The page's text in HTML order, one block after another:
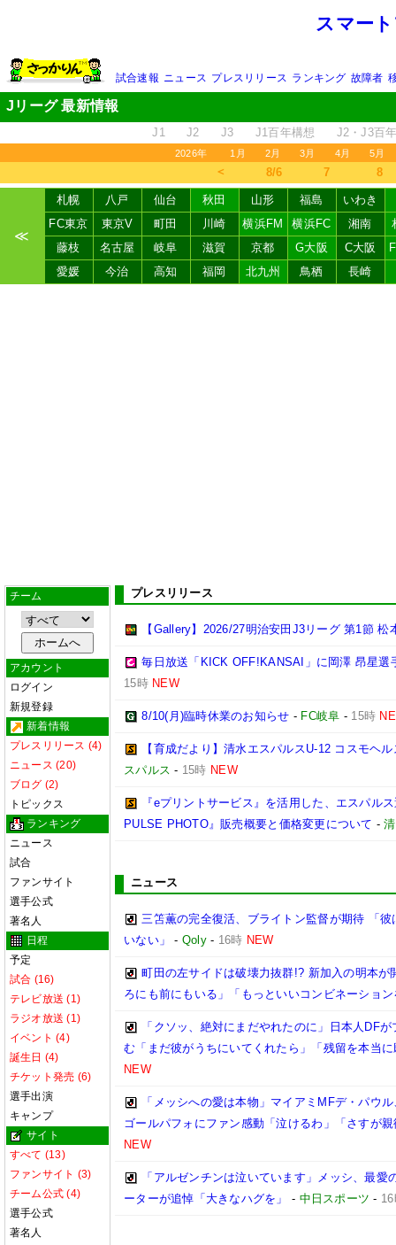
スマー
試合速報 ニュース プレスリリース ランキング 故障者
Jリーグ 最新情報
J1 J2 J3 J1百年構想 J2・J3百
2026年 1月 2月 3月 4月 5月
＜ 8/6 7 8
≪
札幌 八戸 仙台 秋田 山形 福島
いわき
FC東京
東京V 町田 川崎 横浜FM 横浜FC 湘南
藤枝
名古屋 岐阜 滋賀 京都 G大阪 C大阪
愛媛
今治 高知 福岡 北九州 鳥栖 長崎
チーム
アカウント
ログイン
新規登録
新着情報
プレスリリース (4)
ニュース (20)
ブログ (2)
トピックス
ランキング
ニュース
試合
ファンサイト
選手公式
著名人
日程
予定
試合 (16)
テレビ放送 (1)
ラジオ放送 (1)
イベント (4)
誕生日 (4)
チケット発売 (6)
選手出演
キャンプ
サイト
すべて (13)
ファンサイト (3)
チーム公式 (4)
選手公式
著名人
プレスリリース
【Gallery】2026/27明治安田J3リーグ 第1節 松
毎日放送「KICK OFF!KANSAI」に岡澤 昂星選
15時 NEW
8/10(月)臨時休業のお知らせ - FC岐阜 - 15時
【育成だより】清水エスパルスU-12 コスモヘ
スパルス - 15時 NEW
『eプリントサービス』を活用した、エスパル
PULSE PHOTO』販売概要と価格変更について -
ニュース
三笘薫の完全復活、ブライトン監督が期待 「
いない」
- Qoly- 16時 NEW
町田の左サイドは破壊力抜群!? 新加入の明本
ろにも前にもいる」「もっといいコンビネーショ
「クソッ、絶対にまだやれたのに」日本人DF
む「まだ彼がうちにいてくれたら」「残留を本当
NEW
「メッシへの愛は本物」マイアミMFデ・パウ
ゴールパフォにファン感動「泣けるわ」「さすが
NEW
「アルゼンチンは泣いています」メッシ、最
ーターが追悼「大きなハグを」
- 中日スポーツ -